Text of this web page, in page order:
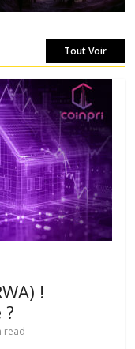
Tout Voir
!
read